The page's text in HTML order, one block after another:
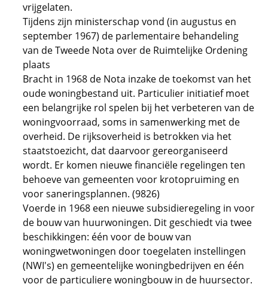
vrijgelaten.
Tijdens zijn ministerschap vond (in augustus en
september 1967) de parlementaire behandeling
van de Tweede Nota over de Ruimtelijke Ordening
plaats
Bracht in 1968 de Nota inzake de toekomst van het
oude woningbestand uit. Particulier initiatief moet
een belangrijke rol spelen bij het verbeteren van de
woningvoorraad, soms in samenwerking met de
overheid. De rijksoverheid is betrokken via het
staatstoezicht, dat daarvoor gereorganiseerd
wordt. Er komen nieuwe financiële regelingen ten
behoeve van gemeenten voor krotopruiming en
voor saneringsplannen. (9826)
Voerde in 1968 een nieuwe subsidieregeling in voor
de bouw van huurwoningen. Dit geschiedt via twee
beschikkingen: één voor de bouw van
woningwetwoningen door toegelaten instellingen
(NWI's) en gemeentelijke woningbedrijven en één
voor de particuliere woningbouw in de huursector.